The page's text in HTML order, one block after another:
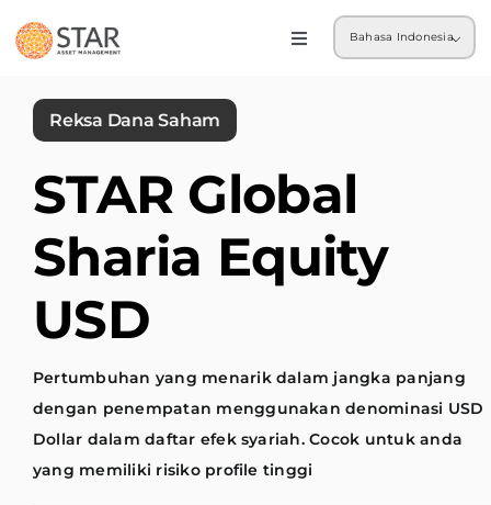
to
Toggle
Ritel
Bahasa Indonesia
Reksa Dana Saham
STAR Global
Sharia Equity
USD
Pertumbuhan yang menarik dalam jangka panjang
dengan penempatan menggunakan denominasi USD
Dollar dalam daftar efek syariah. Cocok untuk anda
yang memiliki risiko profile tinggi